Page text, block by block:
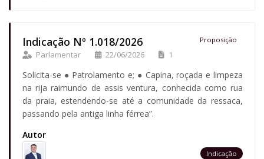
Indicação Nº 1.018/2026 Proposição
Parlamentar 22/06/2026 1
Solicita-se ● Patrolamento e; ● Capina, roçada e limpeza
na rija raimundo de assis ventura, conhecida como rua
da praia, estendendo-se até a comunidade da ressaca,
passando pela antiga linha férrea”.
Autor
Indicação